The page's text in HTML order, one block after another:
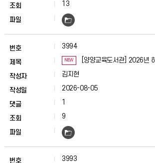
13
3994
NEW
독서동아리' 운영
김지현
2026-08-05
1
9
3993